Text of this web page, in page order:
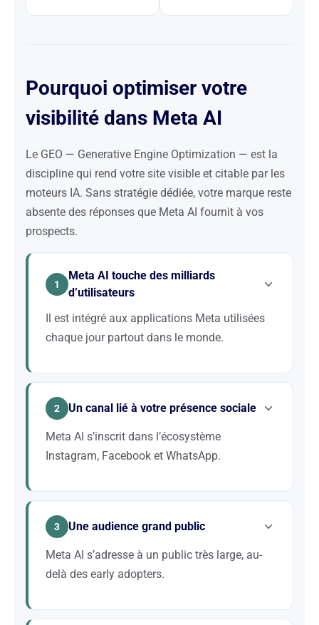
Pourquoi optimiser votre
visibilité dans Meta AI
Le GEO — Generative Engine Optimization — est la
discipline qui rend votre site visible et citable par les
moteurs IA. Sans stratégie dédiée, votre marque reste
absente des réponses que Meta AI fournit à vos
prospects.
1
Meta AI touche des milliards
d’utilisateurs
Il est intégré aux applications Meta utilisées
chaque jour partout dans le monde.
Cette portée est inégalée. Pour les marques grand
audience massive directement dans ses
2 Un canal lié à votre présence sociale
Meta AI s’inscrit dans l’écosystème
Instagram, Facebook et WhatsApp.
Votre visibilité dans Meta AI est liée à votre présence
GEO et le social media se renforcent mutuellement.
3 Une audience grand public
Meta AI s’adresse à un public très large, au-
delà des early adopters.
Pour une activité B2C ou grand public, c’est un canal